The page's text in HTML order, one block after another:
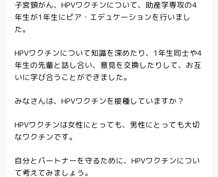
福井大学 デジタルパンフレット
入試資料請求
子宮頸がん、HPVワクチンについて、助産学専攻の4
年生が1年生にピア・エデュケーションを行いまし
た。
HPVワクチンについて知識を深めたり、1年生同士や4
年生の先輩と話し合い、意見を交換したりして、お互
いに学び合うことができました。
みなさんは、HPVワクチンを接種していますか？
HPVワクチンは女性にとっても、男性にとっても大切
なワクチンです。
自分とパートナーを守るために、HPVワクチンについ
て考えてみましょう。